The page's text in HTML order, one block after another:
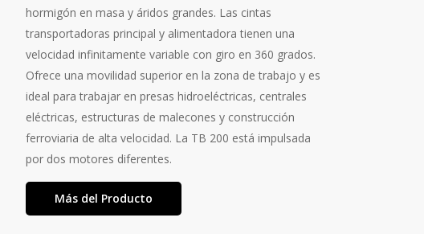
hormigón en masa y áridos grandes. Las cintas
transportadoras principal y alimentadora tienen una
velocidad infinitamente variable con giro en 360 grados.
Ofrece una movilidad superior en la zona de trabajo y es
ideal para trabajar en presas hidroeléctricas, centrales
eléctricas, estructuras de malecones y construcción
ferroviaria de alta velocidad. La TB 200 está impulsada
por dos motores diferentes.
Más del Producto